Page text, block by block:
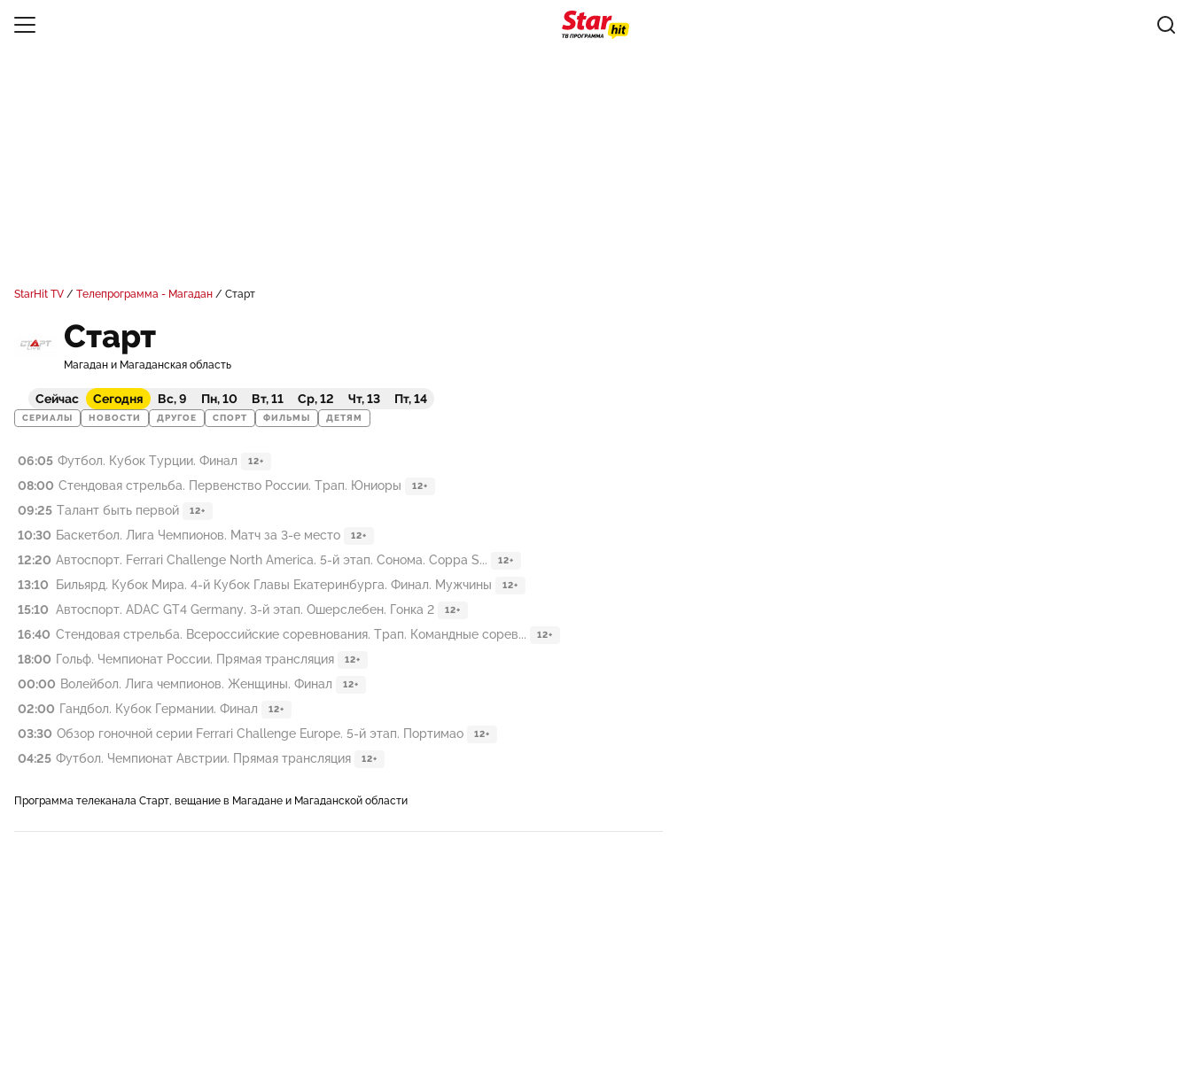
StarHit TV Телепрограмма - Магадан Старт
Старт
Магадан и Магаданская область
Сейчас Сегодня Вс, 9 Пн, 10 Вт, 11 Ср, 12 Чт, 13 Пт, 14
СЕРИАЛЫ НОВОСТИ ДРУГОЕ СПОРТ ФИЛЬМЫ ДЕТЯМ
06:05 Футбол. Кубок Турции. Финал 12+
08:00 Стендовая стрельба. Первенство России. Трап. Юниоры 12+
09:25 Талант быть первой 12+
10:30 Баскетбол. Лига Чемпионов. Матч за 3-е место 12+
12:20 Автоспорт. Ferrari Challenge North America. 5-й этап. Сонома. Coppa S... 12+
13:10 Бильярд. Кубок Мира. 4-й Кубок Главы Екатеринбурга. Финал. Мужчины 12+
15:10 Автоспорт. ADAC GT4 Germany. 3-й этап. Ошерслебен. Гонка 2 12+
16:40 Стендовая стрельба. Всероссийские соревнования. Трап. Командные сорев... 12+
18:00 Гольф. Чемпионат России. Прямая трансляция 12+
00:00 Волейбол. Лига чемпионов. Женщины. Финал 12+
02:00 Гандбол. Кубок Германии. Финал 12+
03:30 Обзор гоночной серии Ferrari Challenge Europe. 5-й этап. Портимао 12+
04:25 Футбол. Чемпионат Австрии. Прямая трансляция 12+
Программа телеканала Старт, вещание в Магадане и Магаданской области